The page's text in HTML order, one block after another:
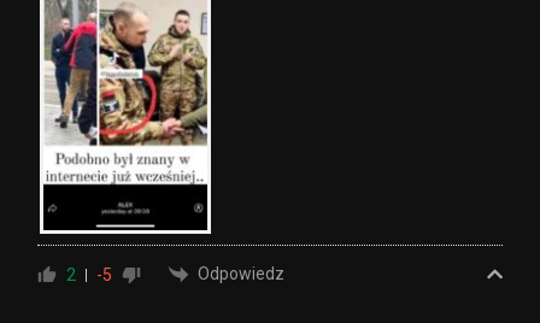
2 -5 Odpowiedz